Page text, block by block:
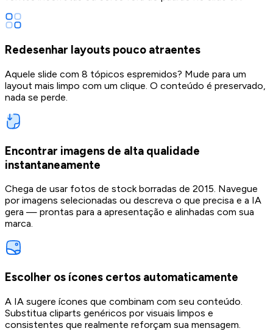
Redesenhar layouts pouco atraentes
Aquele slide com 8 tópicos espremidos? Mude para um
layout mais limpo com um clique. O conteúdo é preservado,
nada se perde.
Encontrar imagens de alta qualidade
instantaneamente
Chega de usar fotos de stock borradas de 2015. Navegue
por imagens selecionadas ou descreva o que precisa e a IA
gera — prontas para a apresentação e alinhadas com sua
marca.
Escolher os ícones certos automaticamente
A IA sugere ícones que combinam com seu conteúdo.
Substitua cliparts genéricos por visuais limpos e
consistentes que realmente reforçam sua mensagem.